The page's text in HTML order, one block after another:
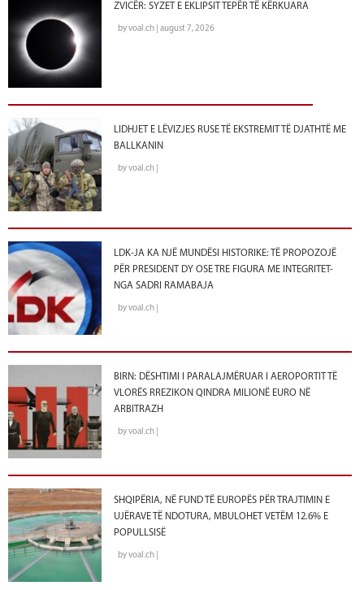
ZVICËR: SYZET E EKLIPSIT TEPËR TË KËRKUARA
by voal.ch | august 7, 2026
LIDHJET E LËVIZJES RUSE TË EKSTREMIT TË DJATHTË ME
BALLKANIN
by voal.ch |
LDK-JA KA NJË MUNDËSI HISTORIKE: TË PROPOZOJË
PËR PRESIDENT DY OSE TRE FIGURA ME INTEGRITET-
NGA SADRI RAMABAJA
by voal.ch |
BIRN: DËSHTIMI I PARALAJMËRUAR I AEROPORTIT TË
VLORËS RREZIKON QINDRA MILIONË EURO NË
ARBITRAZH
by voal.ch |
SHQIPËRIA, NË FUND TË EUROPËS PËR TRAJTIMIN E
UJËRAVE TË NDOTURA, MBULOHET VETËM 12.6% E
POPULLSISË
by voal.ch |